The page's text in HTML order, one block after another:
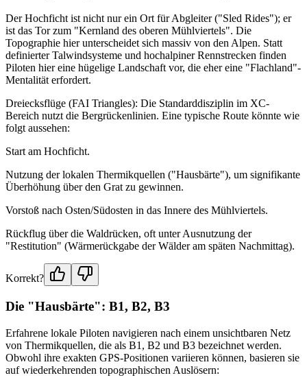
Der Hochficht ist nicht nur ein Ort für Abgleiter ("Sled Rides"); er
ist das Tor zum "Kernland des oberen Mühlviertels". Die
Topographie hier unterscheidet sich massiv von den Alpen. Statt
definierter Talwindsysteme und hochalpiner Rennstrecken finden
Piloten hier eine hügelige Landschaft vor, die eher eine "Flachland"-
Mentalität erfordert.
Dreiecksflüge (FAI Triangles): Die Standarddisziplin im XC-
Bereich nutzt die Bergrückenlinien. Eine typische Route könnte wie
folgt aussehen:
Start am Hochficht.
Nutzung der lokalen Thermikquellen ("Hausbärte"), um signifikante
Überhöhung über den Grat zu gewinnen.
Vorstoß nach Osten/Südosten in das Innere des Mühlviertels.
Rückflug über die Waldrücken, oft unter Ausnutzung der
"Restitution" (Wärmerückgabe der Wälder am späten Nachmittag).
Korrekt?
Die "Hausbärte": B1, B2, B3
Erfahrene lokale Piloten navigieren nach einem unsichtbaren Netz
von Thermikquellen, die als B1, B2 und B3 bezeichnet werden.
Obwohl ihre exakten GPS-Positionen variieren können, basieren sie
auf wiederkehrenden topographischen Auslösern: